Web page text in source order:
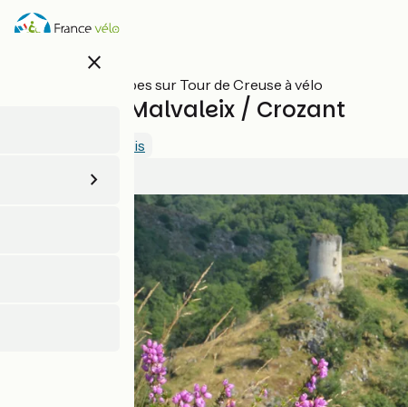
Aller
au
close
Toutes les étapes sur Tour de Creuse à vélo
Châtelus-Malvaleix / Crozant
Voir 2 avis